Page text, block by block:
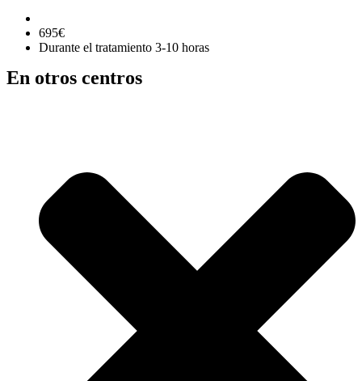
695€
Durante el tratamiento 3-10 horas
En otros centros